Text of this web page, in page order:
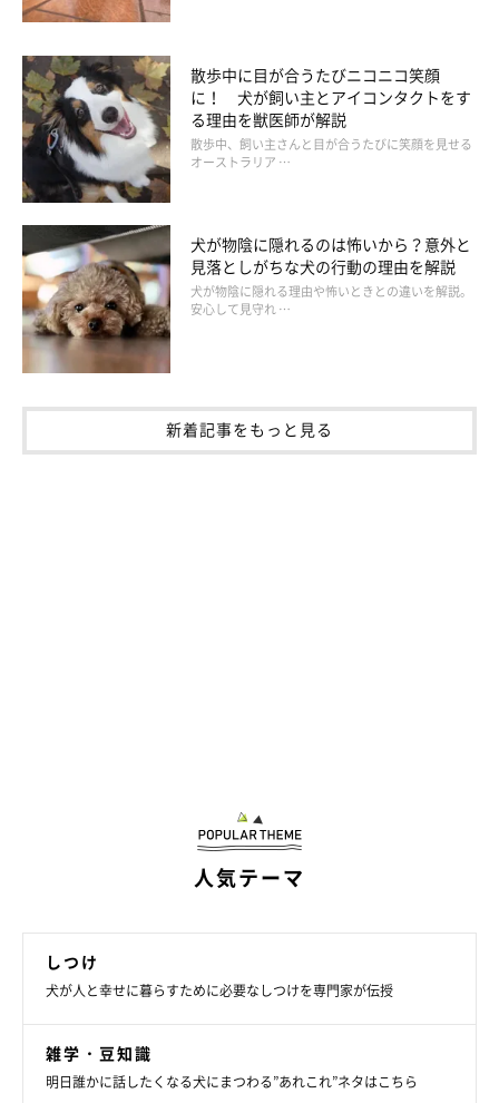
散歩中に目が合うたびニコニコ笑顔
に！ 犬が飼い主とアイコンタクトをす
る理由を獣医師が解説
散歩中、飼い主さんと目が合うたびに笑顔を見せる
オーストラリア …
犬が物陰に隠れるのは怖いから？意外と
見落としがちな犬の行動の理由を解説
犬が物陰に隠れる理由や怖いときとの違いを解説。
安心して見守れ …
新着記事をもっと見る
人気テーマ
しつけ
犬が人と幸せに暮らすために必要なしつけを専門家が伝授
雑学・豆知識
明日誰かに話したくなる犬にまつわる”あれこれ”ネタはこちら